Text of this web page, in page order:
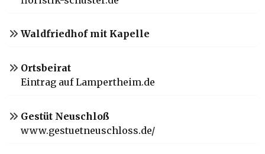
Waldfriedhof mit Kapelle
Ortsbeirat
Eintrag auf Lampertheim.de
Gestüt Neuschloß
www.gestuetneuschloss.de/